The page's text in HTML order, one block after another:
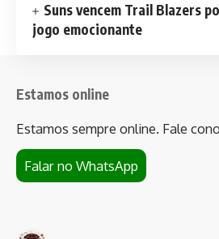
Suns vencem Trail Blazers
jogo emocionante
Estamos online
Estamos sempre online. Fale
Falar no WhatsApp